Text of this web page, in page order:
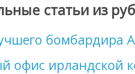
статьи из
бомбардира
офис ирландской